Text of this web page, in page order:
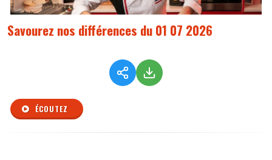
Savourez nos différences du 01 07 2026
ÉCOUTEZ